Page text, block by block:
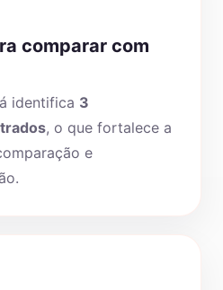
comparar com
identifica 3
, o que fortalece a
e